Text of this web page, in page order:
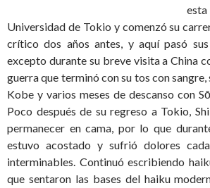
Universidad de Tokio y comenzó su
crítico dos años antes, y aquí pasó
excepto durante su breve visita a China
guerra que terminó con su tos con
Kobe y varios meses de descanso con
Poco después de su regreso a Tokio,
permanecer en cama, por lo que
estuvo acostado y sufrió dolores
interminables. Continuó escribiendo
que sentaron las bases del haiku